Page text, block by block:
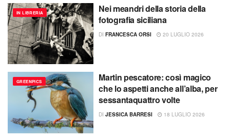
IN LIBRERIA
Nei meandri della storia della
fotografia siciliana
DI FRANCESCA ORSI 20 LUGLIO 2026
GREENPICS
Martin pescatore: così magico
che lo aspetti anche all’alba, per
sessantaquattro volte
DI JESSICA BARRESI 18 LUGLIO 2026